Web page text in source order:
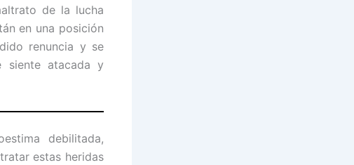
de la lucha
en una posición
renuncia y se
siente atacada y
debilitada,
estas heridas